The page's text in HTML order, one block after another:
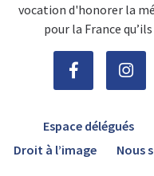
vocation d'honorer la
pour la France
Espace délégués
Droit à l’image
Nous